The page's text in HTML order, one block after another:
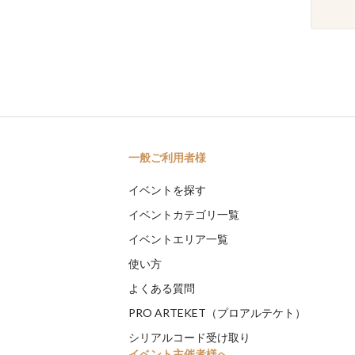
一般ご利用者様
イベントを探す
イベントカテゴリ一覧
イベントエリア一覧
使い方
よくある質問
PRO ARTEKET（プロアルテケト）
シリアルコード受け取り